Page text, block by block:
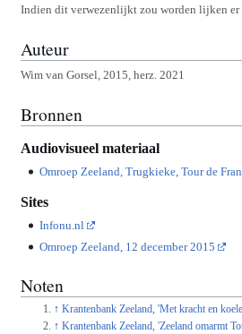
Indien dit verwezenlijkt zou worden lijken er
Auteur
Wim van Gorsel, 2015, herz. 2021
Bronnen
Audiovisueel materiaal
Omroep Zeeland, Trugkieke, Tour de
Sites
Infonu.nl
Omroep Zeeland, 12 december 2015
Noten
↑ Krantenbank Zeeland, 'Met kracht en
↑ Krantenbank Zeeland, 'Zeeland omarmt